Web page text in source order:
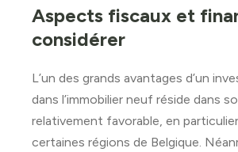
Aspects fiscaux et
considérer
L’un des grands avantages d’un
dans l’immobilier neuf réside dans
relativement favorable, en
certaines régions de Belgique.